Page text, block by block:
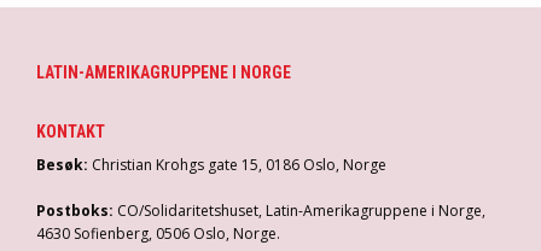
LATIN-AMERIKAGRUPPENE I NORGE
KONTAKT
Besøk: Christian Krohgs gate 15, 0186 Oslo, Norge
Postboks: CO/Solidaritetshuset, Latin-Amerikagruppene i Norge,
4630 Sofienberg, 0506 Oslo, Norge.